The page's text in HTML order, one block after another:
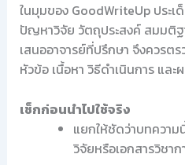
ในมุมของ GoodWriteUp ประ
ปัญหาวิจัย วัตถุประสงค์ สมมติฐ
เสนออาจารย์ที่ปรึกษา จึงควรต
หัวข้อ เนื้อหา วิธีดำเนินการ แล
เช็กก่อนนำไปใช้จริง
แยกให้ชัดว่าบทควา
วิจัยหรือเอกสารวิชาก